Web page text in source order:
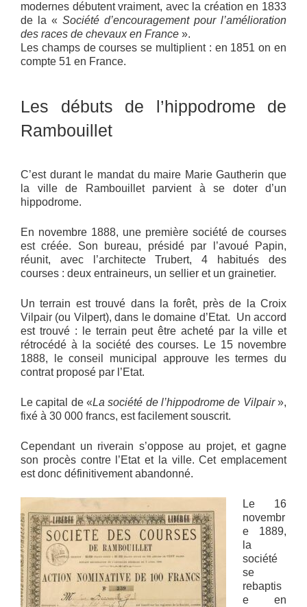
modernes débutent vraiment, avec la création en 1833
de la « Société d’encouragement pour l’amélioration
des races de chevaux en France ».
Les champs de courses se multiplient : en 1851 on en
compte 51 en France.
Les débuts de l’hippodrome de
Rambouillet
C’est durant le mandat du maire Marie Gautherin que
la ville de Rambouillet parvient à se doter d’un
hippodrome.
En novembre 1888, une première société de courses
est créée. Son bureau, présidé par l’avoué Papin,
réunit, avec l’architecte Trubert, 4 habitués des
courses : deux entraineurs, un sellier et un grainetier.
Un terrain est trouvé dans la forêt, près de la Croix
Vilpair (ou Vilpert), dans le domaine d’Etat. Un accord
est trouvé : le terrain peut être acheté par la ville et
rétrocédé à la société des courses. Le 15 novembre
1888, le conseil municipal approuve les termes du
contrat proposé par l’Etat.
Le capital de «La société de l’hippodrome de Vilpair»,
fixé à 30 000 francs, est facilement souscrit.
Cependant un riverain s’oppose au projet, et gagne
son procès contre l’Etat et la ville. Cet emplacement
est donc définitivement abandonné.
Le 16
novembr
e 1889,
la
société
se
rebaptis
e en